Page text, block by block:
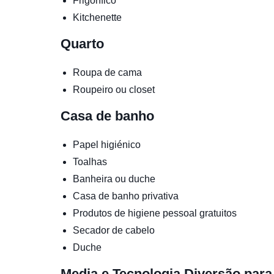
Kitchenette
Quarto
Roupa de cama
Roupeiro ou closet
Casa de banho
Papel higiénico
Toalhas
Banheira ou duche
Casa de banho privativa
Produtos de higiene pessoal gratuitos
Secador de cabelo
Duche